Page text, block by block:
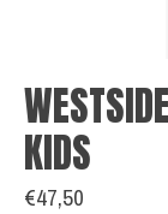
KIDS
€47,50